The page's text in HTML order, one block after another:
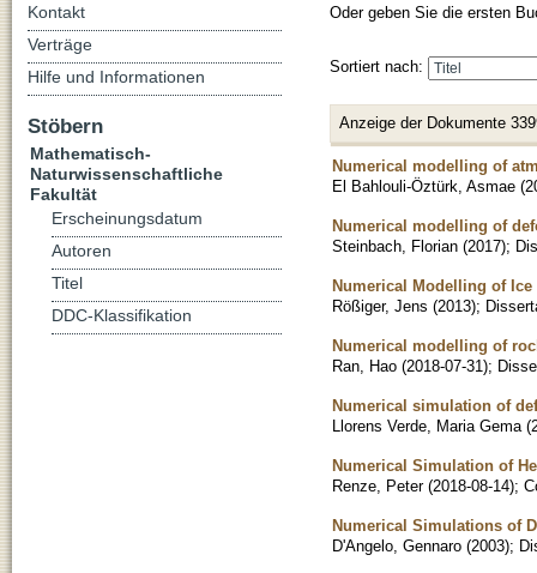
Oder geben Sie die ersten
Sortiert nach:
Anzeige der Dokumente
Numerical modelling of
El Bahlouli-Öztürk, Asmae (
Numerical modelling of
Steinbach, Florian (2017);
Numerical Modelling of
Rößiger, Jens (2013);
Numerical modelling of
Ran, Hao (2018-07-31);
Numerical simulation of
Llorens Verde, Maria Gema (
Numerical Simulation of
Renze, Peter (2018-08-14);
Numerical Simulations of
D'Angelo, Gennaro (2003);
Kontakt
Verträge
Hilfe und Informationen
Stöbern
Mathematisch-
Naturwissenschaftliche
Fakultät
Erscheinungsdatum
Autoren
Titel
DDC-Klassifikation